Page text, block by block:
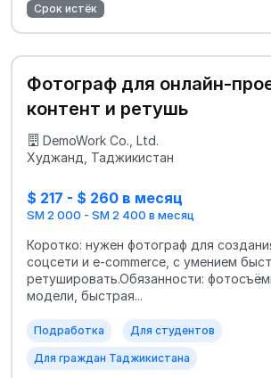
Срок истёк
Фотограф для
контент и ретушь
DemoWork Co., Ltd.
Худжанд, Таджикистан
$ 217 - $ 260 в месяц
SM 2 000 - SM 2 400 в месяц
Коротко: нужен фотограф для
соцсети и e‑commerce, с умением
ретушировать.Обязанности:
модели, быстрая...
Подработка Для студентов
Для граждан Таджикистана